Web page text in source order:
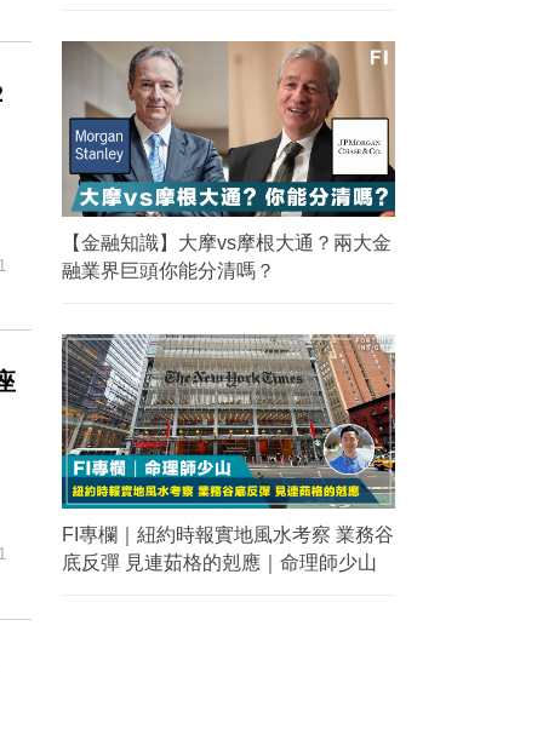
【金融知識】大摩vs摩根大通？兩大金
融業界巨頭你能分清嗎？
FI專欄｜紐約時報實地風水考察 業務谷
底反彈 見連茹格的剋應｜命理師少山